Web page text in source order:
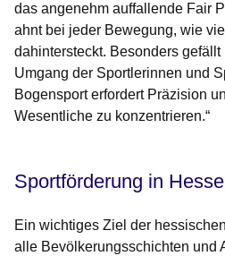
das angenehm auffallende Fair
ahnt bei jeder Bewegung, wie
dahintersteckt. Besonders
Umgang der Sportlerinnen und
Bogensport erfordert Präzision
Wesentliche zu konzentrieren.“
Sportförderung in
Ein wichtiges Ziel der
alle Bevölkerungsschichten und